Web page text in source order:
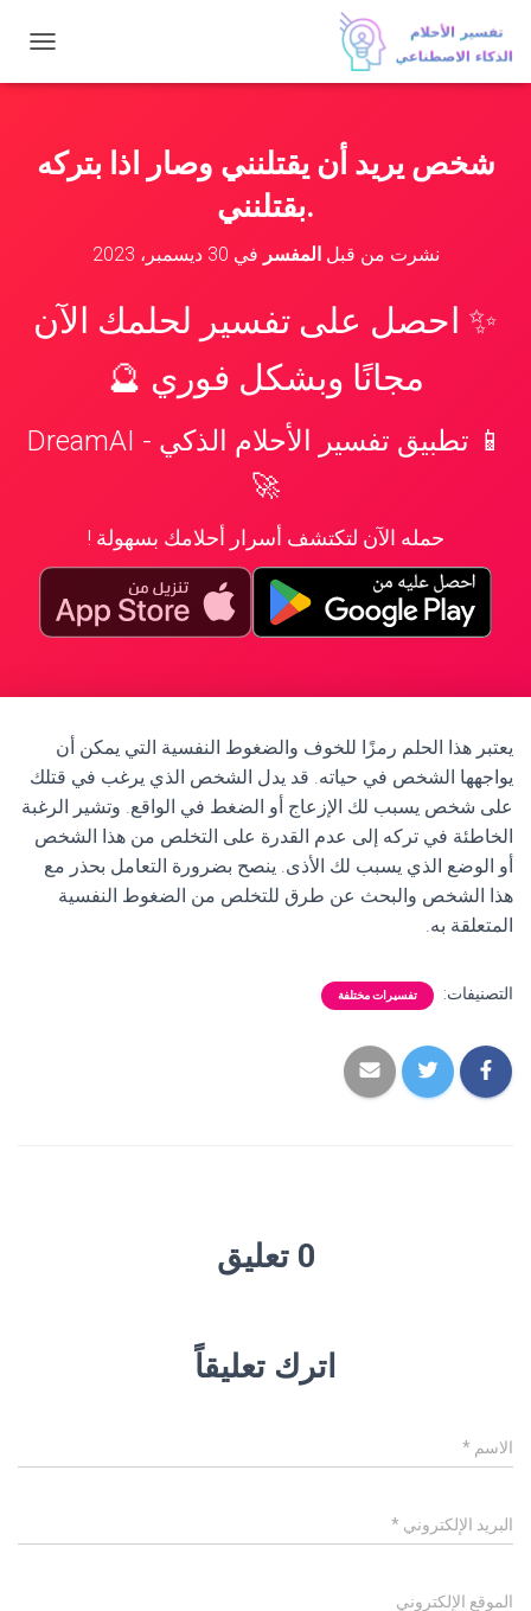
ب
ا
شخص يريد أن يقتلنني وصار اذا بتركه
.بقتلنني
نشرت من قبلالمفسر في 30 ديسمبر، 2023
✨ احصل على تفسير لحلمك الآن
مجانًا وبشكل فوري 🔮
📱 تطبيق تفسير الأحلام الذكي - DreamAI
🚀
حمله الآن لتكتشف أسرار أحلامك بسهولة !
يعتبر هذا الحلم رمزًا للخوف والضغوط النفسية التي يمكن أن
يواجهها الشخص في حياته. قد يدل الشخص الذي يرغب في قتلك
على شخص يسبب لك الإزعاج أو الضغط في الواقع. وتشير الرغبة
الخاطئة في تركه إلى عدم القدرة على التخلص من هذا الشخص
أو الوضع الذي يسبب لك الأذى. ينصح بضرورة التعامل بحذر مع
هذا الشخص والبحث عن طرق للتخلص من الضغوط النفسية
المتعلقة به.
التصنيفات: تفسيرات مختلفة
0 تعليق
اترك تعليقاً
الاسم *
البريد الإلكتروني *
الموقع الإلكتروني